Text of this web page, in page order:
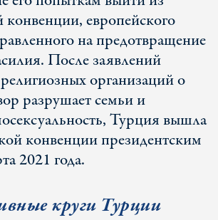
конвенции, европейского
на предотвращение
После заявлений
организаций о
разрушает семьи и
Турция вышла
конвенции президентским
2021 года.
круги Турции